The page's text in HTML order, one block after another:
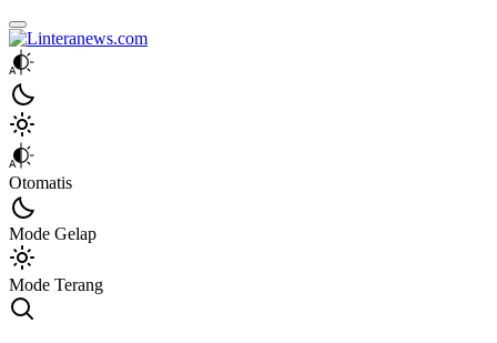
Linteranews.com
Lintas Informasi Tercepat dan Akurat
Otomatis
Mode Gelap
Mode Terang